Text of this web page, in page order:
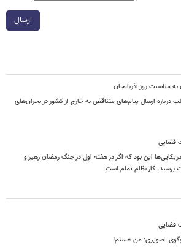
ارسال
مناسبت روز آذربایجان
ارسال پیام‌های متناقض به خارج از کشور در بحران‌های
قضایی
این بود که اگر در هفته اول در جنگ رمضان رهبر و
برسند، کار نظام تمام است.
قضایی
تصویری: من هستم!